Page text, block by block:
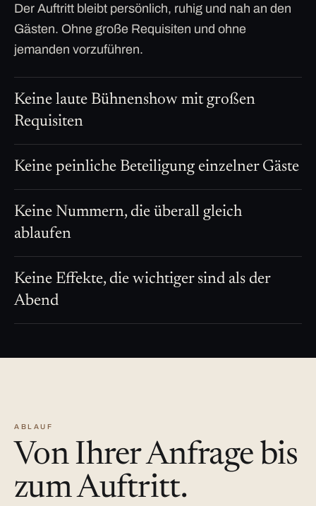
Der Auftritt bleibt persönlich, ruhig und nah an den
Gästen. Ohne große Requisiten und ohne
jemanden vorzuführen.
Keine laute Bühnenshow mit großen
Requisiten
Keine peinliche Beteiligung einzelner Gäste
Keine Nummern, die überall gleich
ablaufen
Keine Effekte, die wichtiger sind als der
Abend
ABLAUF
Von Ihrer Anfrage bis
zum Auftritt.